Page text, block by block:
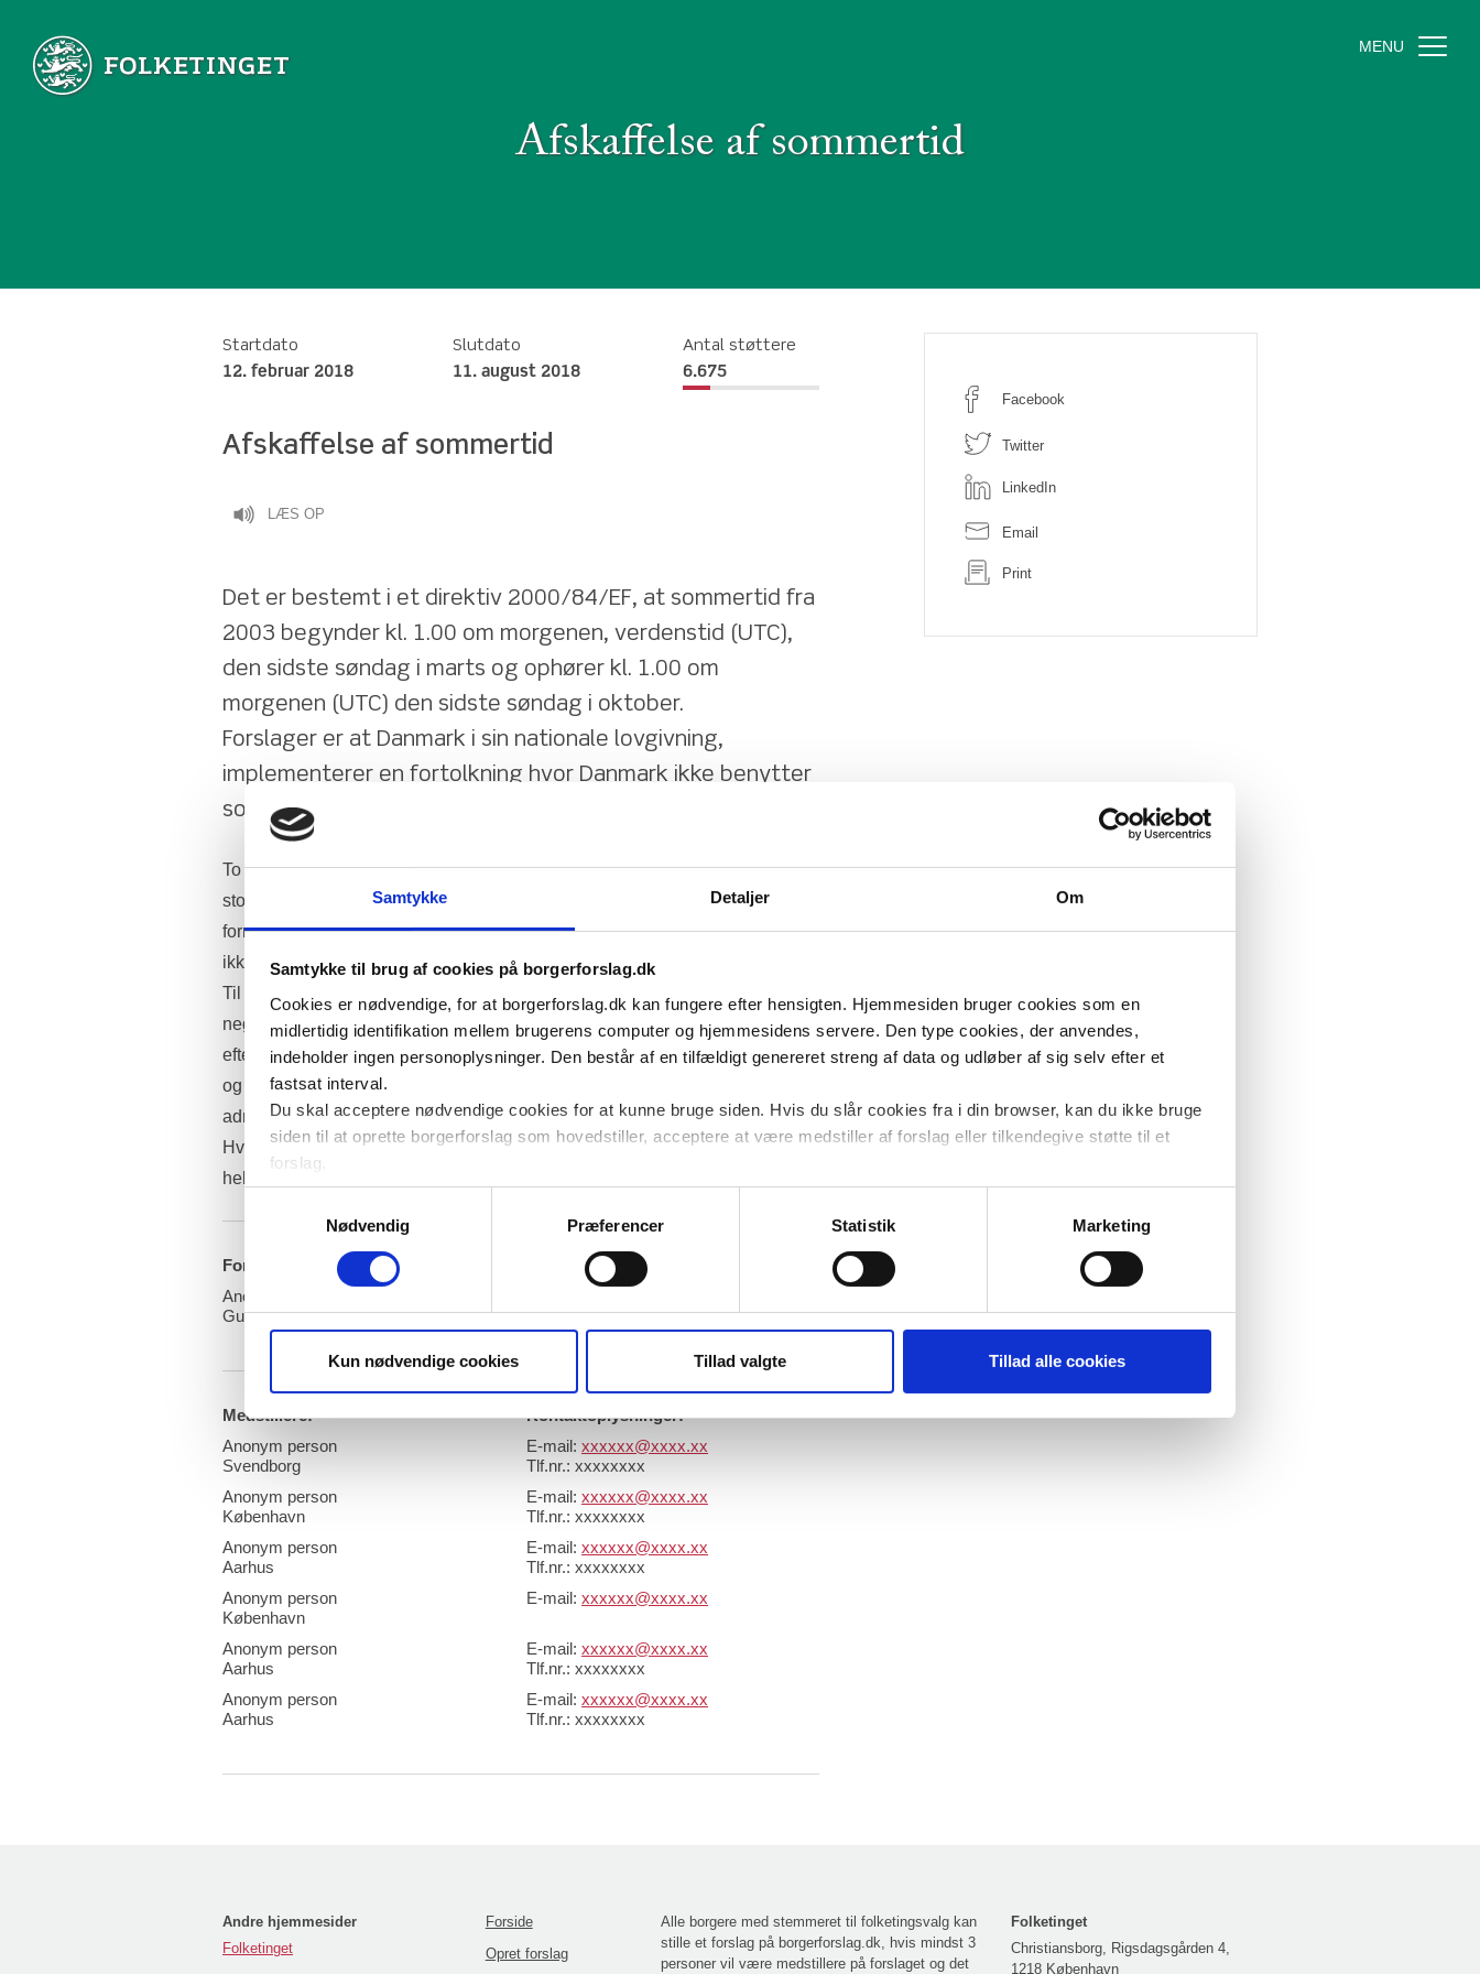
Samtykke Detaljer Om
Samtykke til brug af cookies på borgerforslag.dk
Cookies er nødvendige, for at borgerforslag.dk kan fungere efter hensigten. Hjemmesiden bruger cookies som en
midlertidig identifikation mellem brugerens computer og hjemmesidens servere. Den type cookies, der anvendes,
indeholder ingen personoplysninger. Den består af en tilfældigt genereret streng af data og udløber af sig selv efter et
fastsat interval.
Du skal acceptere nødvendige cookies for at kunne bruge siden. Hvis du slår cookies fra i din browser, kan du ikke bruge
siden til at oprette borgerforslag som hovedstiller, acceptere at være medstiller af forslag eller tilkendegive støtte til et
forslag.
Folketinget bruger statistik cookies til at undersøge, hvordan hjemmesiden bliver anvendt for at forbedre
brugervenligheden. Oplysningerne er anonymiserede og kan ikke henføres til navngivne brugere
Nødvendig
Præferencer Statistik Marketing
Kun nødvendige cookies Tillad valgte Tillad alle cookies
MENU
Afskaffelse af sommertid
Startdato
12. februar 2018
Slutdato
11. august 2018
Antal støttere
6.675
Afskaffelse af sommertid
LÆS OP
Det er bestemt i et direktiv 2000/84/EF, at sommertid fra
2003 begynder kl. 1.00 om morgenen, verdenstid (UTC),
den sidste søndag i marts og ophører kl. 1.00 om
morgenen (UTC) den sidste søndag i oktober.
Forslager er at Danmark i sin nationale lovgivning,
implementerer en fortolkning hvor Danmark ikke benytter
sommertid - men normaltid hele året.
To gange om året indstiller alle europæere deres ure. Men det er på tide at vi
stopper dette. EU-direktivet der omhandler ”Sommertid” havde oprindeligt til
formål at spare på energien, men ny forskning har nu bevist at sommertid
ikke sparer på energien.
Til gengæld er sommertiden en risiko for befolkningen. Sommertiden har en
negativ effekt på folkesundheden og der registreres flere trafikuheld i ugen
efter ændringen af tiden. Børn yder ringere i skolen efter vi har stillet urene
og virksomhederne der har ansatte om natten betaler store summer i
administration for at håndtere denne sommertid.
Hvorfor skal vi danskere leve sådan? Det er på tide at vi bruger normaltid
hele året.
Forslag stillet af:
Kontaktoplysninger:
Anonym person
Guldborgsund
Tlf.nr.:xxxxxxxx
Medstillere:
Kontaktoplysninger:
Anonym person
Svendborg
E-mail: xxxxxx@xxxx.xx
Tlf.nr.: xxxxxxxx
Anonym person
København
E-mail: xxxxxx@xxxx.xx
Tlf.nr.: xxxxxxxx
Anonym person
Aarhus
E-mail: xxxxxx@xxxx.xx
Tlf.nr.: xxxxxxxx
Anonym person
København
E-mail: xxxxxx@xxxx.xx
Anonym person
Aarhus
E-mail: xxxxxx@xxxx.xx
Tlf.nr.: xxxxxxxx
Anonym person
Aarhus
E-mail: xxxxxx@xxxx.xx
Tlf.nr.: xxxxxxxx
Facebook
Twitter
LinkedIn
Email
Print
Andre hjemmesider
Folketinget
Forside
Opret forslag
Alle borgere med stemmeret til folketingsvalg kan
stille et forslag på borgerforslag.dk, hvis mindst 3
personer vil være medstillere på forslaget og det
Folketinget
Christiansborg, Rigsdagsgården 4,
1218 København